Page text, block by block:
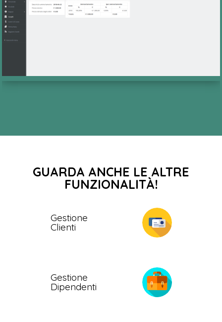
GUARDA ANCHE LE ALTRE
FUNZIONALITÀ!
Gestione
Clienti
Gestione
Dipendenti